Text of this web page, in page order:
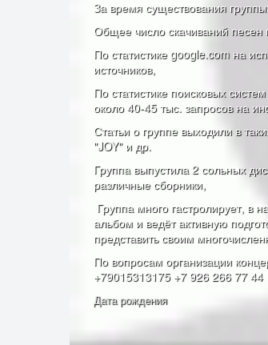
За время существования
Общее число скачиваний
По статистике google.com на
источников,
По статистике поисковых
около 40-45 тыс. запросов на
Статьи о группе выходили в
"JOY" и др.
Группа выпустила 2 сольных
различные сборники,
Группа много гастролирует, в
альбом и ведёт активную
представить своим
По вопросам организации
+79015313175 +7 926 266 77 44
Дата рождения